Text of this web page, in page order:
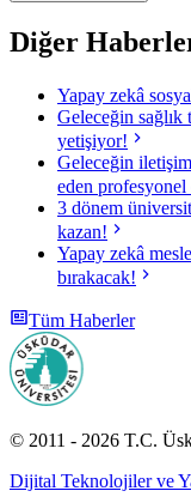
Diğer
Yapay zekâ
Geleceğin
yetişiyor!
Geleceğin
eden profesyonel
3 dönem
kazan!
Yapay zekâ
bırakacak!
Tüm Haberler
© 2011 - 2026 T.C.
Dijital Teknolojiler ve